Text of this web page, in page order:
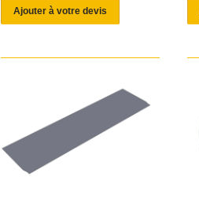
Ajouter à votre devis